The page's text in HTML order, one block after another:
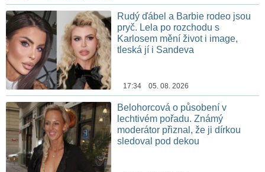
Rudý ďábel a Barbie rodeo jsou
pryč. Lela po rozchodu s
Karlosem mění život i image,
tleská jí i Sandeva
17:34 05. 08. 2026
Belohorcová o působení v
lechtivém pořadu. Známý
moderátor přiznal, že ji dírkou
sledoval pod dekou